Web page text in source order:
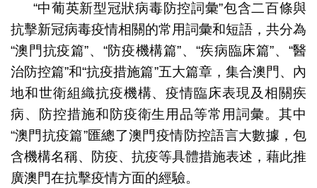
“中葡英新型冠狀病毒防控詞彙”包含二百條與
抗擊新冠病毒疫情相關的常用詞彙和短語，共分為
“澳門抗疫篇”、“防疫機構篇”、“疾病臨床篇”、“醫
治防控篇”和“抗疫措施篇”五大篇章，集合澳門、內
地和世衛組織抗疫機構、疫情臨床表現及相關疾
病、防控措施和防疫衛生用品等常用詞彙。其中
“澳門抗疫篇”匯總了澳門疫情防控語言大數據，包
含機構名稱、防疫、抗疫等具體措施表述，藉此推
廣澳門在抗擊疫情方面的經驗。